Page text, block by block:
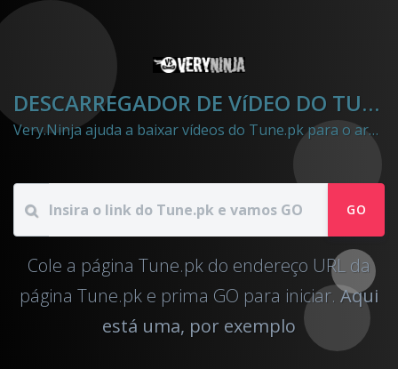
DESCARREGADOR DE VíDEO DO TUNE.PK
Very.Ninja ajuda a baixar vídeos do Tune.pk para o arquivo mp4
GO
Cole a página Tune.pk do endereço URL da
página Tune.pk e prima GO para iniciar.Aqui
está uma, por exemplo